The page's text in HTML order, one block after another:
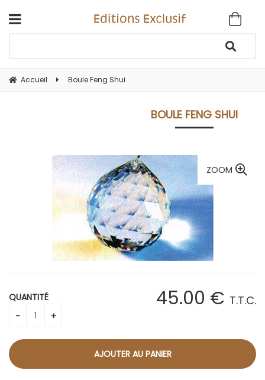
Accueil Boule Feng Shui
BOULE FENG SHUI
ZOOM
45.00 € T.T.C.
QUANTITÉ